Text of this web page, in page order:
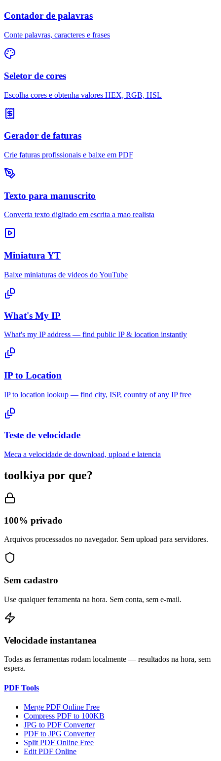
Contador de palavras
Conte palavras, caracteres e frases
Seletor de cores
Escolha cores e obtenha valores HEX, RGB, HSL
Gerador de faturas
Crie faturas profissionais e baixe em PDF
Texto para manuscrito
Converta texto digitado em escrita a mao realista
Miniatura YT
Baixe miniaturas de videos do YouTube
What's My IP
What's my IP address — find public IP & location instantly
IP to Location
IP to location lookup — find city, ISP, country of any IP free
Teste de velocidade
Meca a velocidade de download, upload e latencia
toolkiya por que?
100% privado
Arquivos processados no navegador. Sem upload para servidores.
Sem cadastro
Use qualquer ferramenta na hora. Sem conta, sem e-mail.
Velocidade instantanea
Todas as ferramentas rodam localmente — resultados na hora, sem
espera.
PDF Tools
Merge PDF Online Free
Compress PDF to 100KB
JPG to PDF Converter
PDF to JPG Converter
Split PDF Online Free
Edit PDF Online